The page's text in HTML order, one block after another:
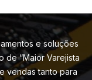
e soluções
de “Maior Varejista
vendas tanto para